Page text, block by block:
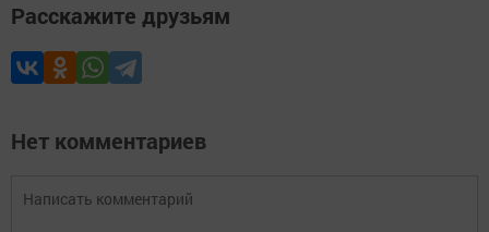
Расскажите друзьям
Нет комментариев